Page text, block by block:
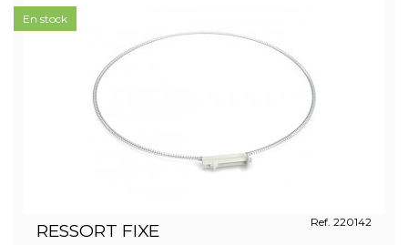
RESSORT FIXE Ref. 220142
En stock